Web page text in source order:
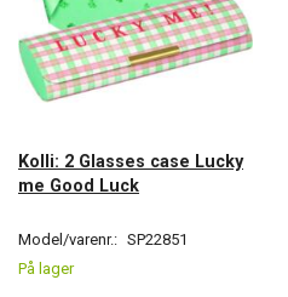
Kolli: 2 Glasses case Lucky
me Good Luck
Model/varenr.: SP22851
På lager